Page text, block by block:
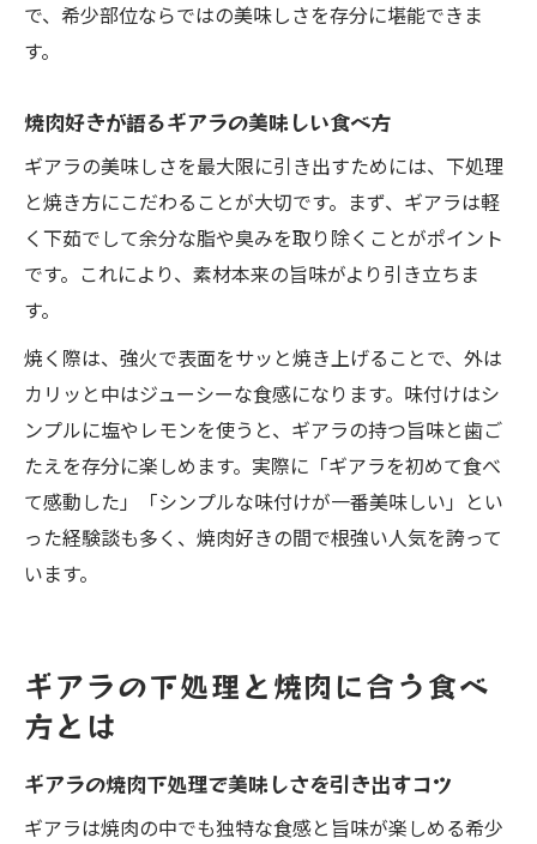
で、希少部位ならではの美味しさを存分に堪能できま
す。
焼肉好きが語るギアラの美味しい食べ方
ギアラの美味しさを最大限に引き出すためには、下処理
と焼き方にこだわることが大切です。まず、ギアラは軽
く下茹でして余分な脂や臭みを取り除くことがポイント
です。これにより、素材本来の旨味がより引き立ちま
す。
焼く際は、強火で表面をサッと焼き上げることで、外は
カリッと中はジューシーな食感になります。味付けはシ
ンプルに塩やレモンを使うと、ギアラの持つ旨味と歯ご
たえを存分に楽しめます。実際に「ギアラを初めて食べ
て感動した」「シンプルな味付けが一番美味しい」とい
った経験談も多く、焼肉好きの間で根強い人気を誇って
います。
ギアラの下処理と焼肉に合う食べ
方とは
ギアラの焼肉下処理で美味しさを引き出すコツ
ギアラは焼肉の中でも独特な食感と旨味が楽しめる希少